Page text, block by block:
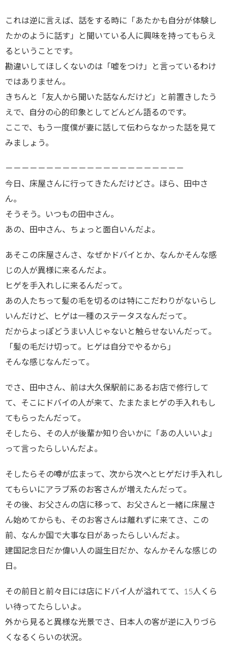
これは逆に言えば、話をする時に「あたかも自分が体験し
たかのように話す」と聞いている人に興味を持ってもらえ
るということです。
勘違いしてほしくないのは「嘘をつけ」と言っているわけ
ではありません。
きちんと「友人から聞いた話なんだけど」と前置きしたう
えで、自分の心的印象としてどんどん語るのです。
ここで、もう一度僕が妻に話して伝わらなかった話を見て
みましょう。
－－－－－－－－－－－－－－－－－－－－－－
今日、床屋さんに行ってきたんだけどさ。ほら、田中さ
ん。
そうそう。いつもの田中さん。
あの、田中さん、ちょっと面白いんだよ。
あそこの床屋さんさ、なぜかドバイとか、なんかそんな感
じの人が異様に来るんだよ。
ヒゲを手入れしに来るんだって。
あの人たちって髪の毛を切るのは特にこだわりがないらし
いんだけど、ヒゲは一種のステータスなんだって。
だからよっぽどうまい人じゃないと触らせないんだって。
「髪の毛だけ切って。ヒゲは自分でやるから」
そんな感じなんだって。
でさ、田中さん、前は大久保駅前にあるお店で修行して
て、そこにドバイの人が来て、たまたまヒゲの手入れもし
てもらったんだって。
そしたら、その人が後輩か知り合いかに「あの人いいよ」
って言ったらしいんだよ。
そしたらその噂が広まって、次から次へとヒゲだけ手入れし
てもらいにアラブ系のお客さんが増えたんだって。
その後、お父さんの店に移って、お父さんと一緒に床屋さ
ん始めてからも、そのお客さんは離れずに来てさ、この
前、なんか国で大事な日があったらしいんだよ。
建国記念日だか偉い人の誕生日だか、なんかそんな感じの
日。
その前日と前々日には店にドバイ人が溢れてて、15人くら
い待ってたらしいよ。
外から見ると異様な光景でさ、日本人の客が逆に入りづら
くなるくらいの状況。